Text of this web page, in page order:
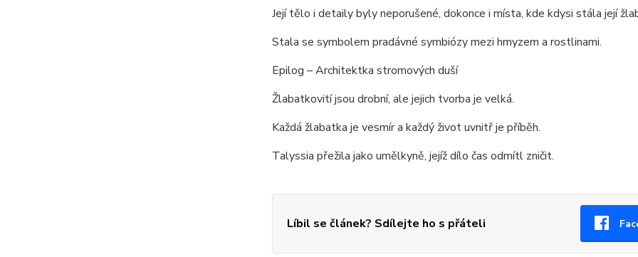
Její tělo i detaily byly neporušené, dokonce i místa, kde kdysi stála její
Stala se symbolem pradávné symbiózy mezi hmyzem a rostlinami.
Epilog – Architektka stromových duší
Žlabatkovití jsou drobní, ale jejich tvorba je velká.
Každá žlabatka je vesmír a každý život uvnitř je příběh.
Talyssia přežila jako umělkyně, jejíž dílo čas odmítl zničit.
Líbil se článek? Sdílejte ho s přáteli